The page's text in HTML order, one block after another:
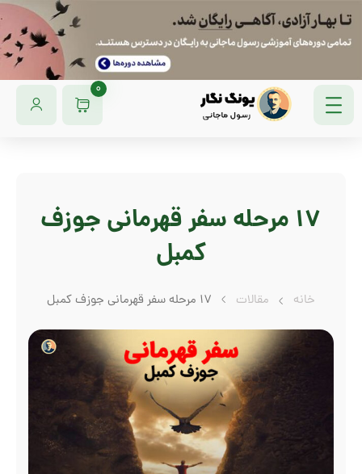
0
17 مرحله سفر قهرمانی جوزف
کمبل
خانه مقالات 17 مرحله سفر قهرمانی جوزف کمبل